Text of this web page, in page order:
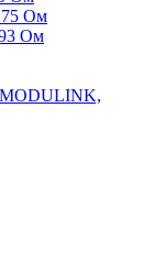
75 Ом
Ом
MODULINK,